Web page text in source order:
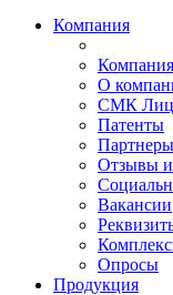
Компания
Компания
О
СМК
Патенты
Партнеры
Отзывы и
Вакансии
Опросы
Продукция